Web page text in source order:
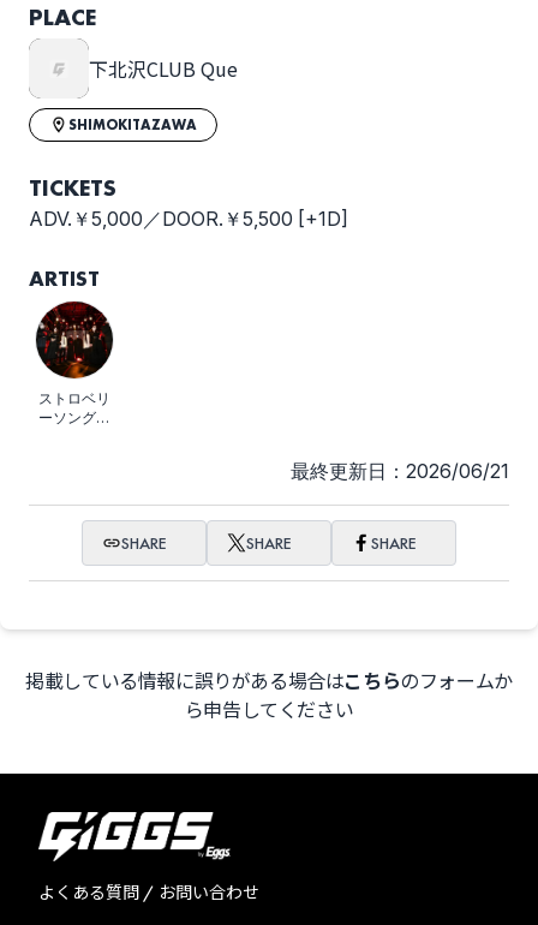
PLACE
下北沢CLUB Que
SHIMOKITAZAWA
TICKETS
ADV.￥5,000／DOOR.￥5,500 [+1D]
ARTIST
ストロベリ
ーソングオ
最終更新日：2026/06/21
SHARE SHARE SHARE
掲載している情報に誤りがある場合はこちらのフォームか
ら申告してください
よくある質問 / お問い合わせ